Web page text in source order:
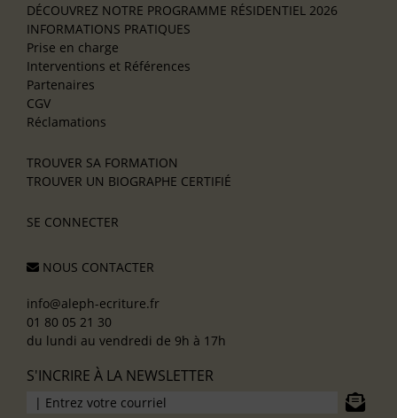
DÉCOUVREZ NOTRE PROGRAMME RÉSIDENTIEL 2026
INFORMATIONS PRATIQUES
Prise en charge
Interventions et Références
Partenaires
CGV
Réclamations
TROUVER SA FORMATION
TROUVER UN BIOGRAPHE CERTIFIÉ
SE CONNECTER
NOUS CONTACTER
info@aleph-ecriture.fr
01 80 05 21 30
du lundi au vendredi de 9h à 17h
S'INCRIRE À LA NEWSLETTER